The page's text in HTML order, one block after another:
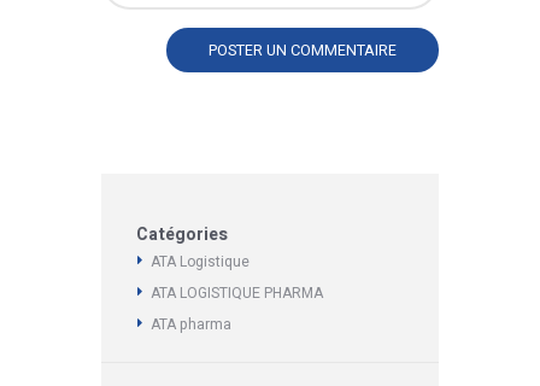
Catégories
ATA Logistique
ATA LOGISTIQUE PHARMA
ATA pharma